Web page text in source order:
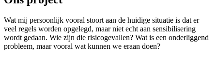
Wat mij persoonlijk vooral stoort aan de huidige situatie is dat er
veel regels worden opgelegd, maar niet echt aan sensibilisering
wordt gedaan. Wie zijn die risicogevallen? Wat is een onderliggend
probleem, maar vooral wat kunnen we eraan doen?